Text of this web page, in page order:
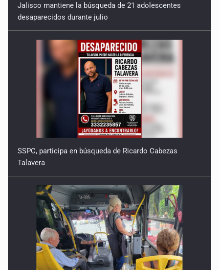
Jalisco mantiene la búsqueda de 21 adolescentes
desaparecidos durante julio
SSPC, participa en búsqueda de Ricardo Cabezas
Talavera